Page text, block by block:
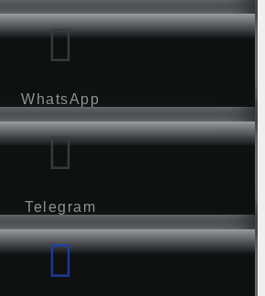
WhatsApp
Telegram